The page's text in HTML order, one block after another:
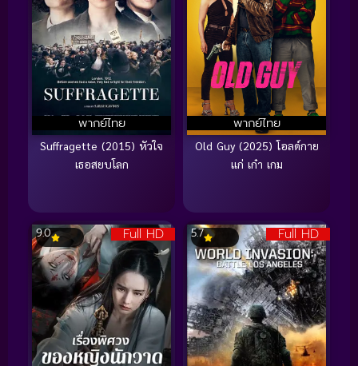
พากย์ไทย
Suffragette (2015) หัวใจ
เธอสยบโลก
พากย์ไทย
Old Guy (2025) โอลด์กาย
แก่ เก๋า เกม
Full HD
9.0 Full HD
5.7